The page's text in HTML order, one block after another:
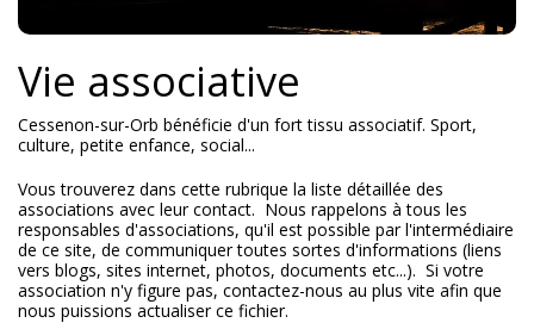
Vie associative
Cessenon-sur-Orb bénéficie d'un fort tissu associatif. Sport,
culture, petite enfance, social...
Vous trouverez dans cette rubrique la liste détaillée des
associations avec leur contact. Nous rappelons à tous les
responsables d'associations, qu'il est possible par l'intermédiaire
de ce site, de communiquer toutes sortes d'informations (liens
vers blogs, sites internet, photos, documents etc...). Si votre
association n'y figure pas, contactez-nous au plus vite afin que
nous puissions actualiser ce fichier.